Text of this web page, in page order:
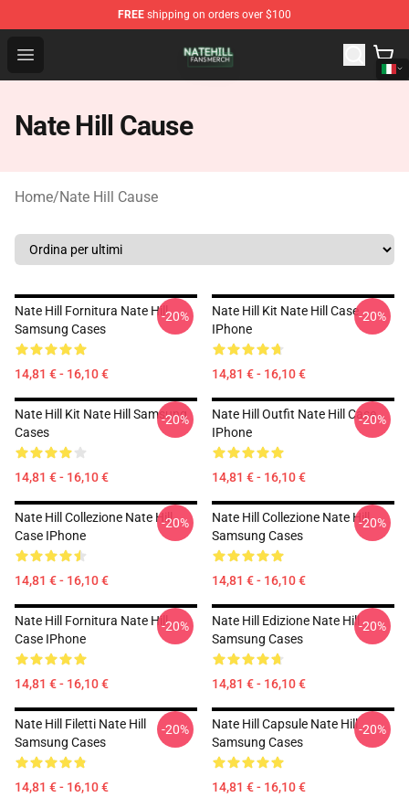
FREE shipping on orders over $100
Open menu
Nate Hill Shop - Official Nate Hill Merchandise Store
Nate Hill Cause
Home/Nate Hill Cause
Nate Hill Fornitura Nate Hill
Samsung Cases
14,81 € - 16,10 €
-20%
Nate Hill Kit Nate Hill Case
IPhone
14,81 € - 16,10 €
-20%
Nate Hill Kit Nate Hill Samsung
Cases
14,81 € - 16,10 €
-20%
Nate Hill Outfit Nate Hill Case
IPhone
14,81 € - 16,10 €
-20%
Nate Hill Collezione Nate Hill
Case IPhone
14,81 € - 16,10 €
-20%
Nate Hill Collezione Nate Hill
Samsung Cases
14,81 € - 16,10 €
-20%
Nate Hill Fornitura Nate Hill
Case IPhone
14,81 € - 16,10 €
-20%
Nate Hill Edizione Nate Hill
Samsung Cases
14,81 € - 16,10 €
-20%
Nate Hill Filetti Nate Hill
Samsung Cases
14,81 € - 16,10 €
-20%
Nate Hill Capsule Nate Hill
Samsung Cases
14,81 € - 16,10 €
-20%